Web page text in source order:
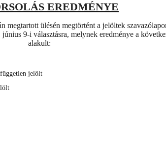
EREDMÉNYE
megtartott ülésén megtörtént a jelöltek
9-i választásra, melynek eredménye a
alakult:
jelölt